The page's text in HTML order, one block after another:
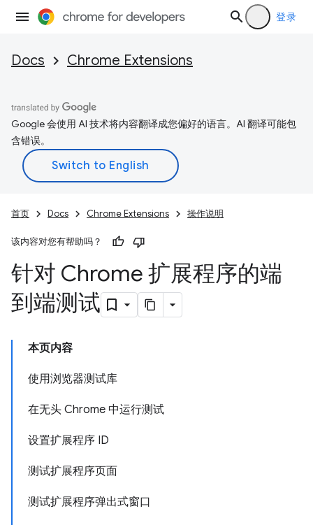
登录
Docs Chrome Extensions
Google 会使用 AI 技术将内容翻译成您偏好的语言。AI 翻译可能包
含错误。
首页 Docs Chrome Extensions 操作说明
该内容对您有帮助吗？
针对 Chrome 扩展程序的端
到端测试
本页内容
使用浏览器测试库
在无头 Chrome 中运行测试
设置扩展程序 ID
测试扩展程序页面
测试扩展程序弹出式窗口